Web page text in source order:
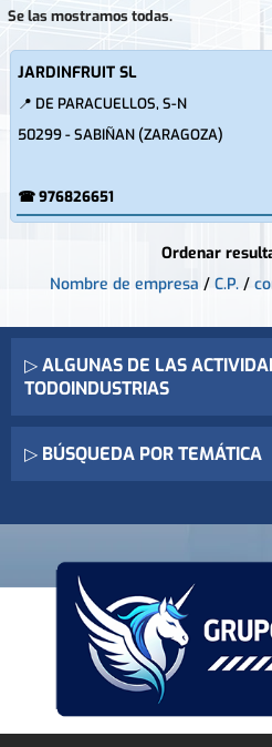
Se las mostramos todas.
JARDINFRUIT SL
📍 DE PARACUELLOS, S-N
50299 - SABIÑAN (ZARAGOZA)
☎ 976826651
Ordenar
Nombre de empresa / C.P. /
▷ALGUNAS DE LAS
TODOINDUSTRIAS
▷ BÚSQUEDA POR TEMÁTICA